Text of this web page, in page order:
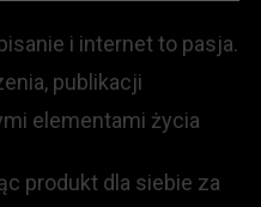
i internet to pasja.
publikacji
elementami życia
produkt dla siebie za